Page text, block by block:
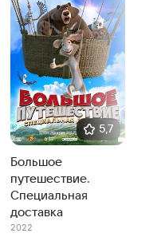
5,7
Большое
путешествие.
Специальная
доставка
2022